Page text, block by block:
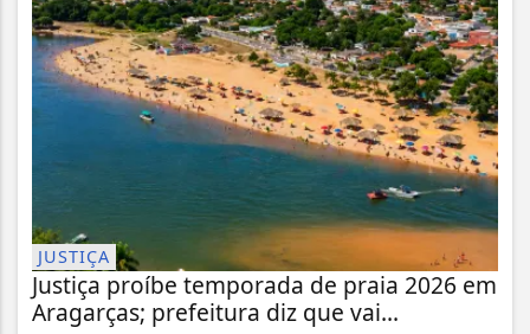
JUSTIÇA
Justiça proíbe temporada de praia 2026 em
Aragarças; prefeitura diz que vai...